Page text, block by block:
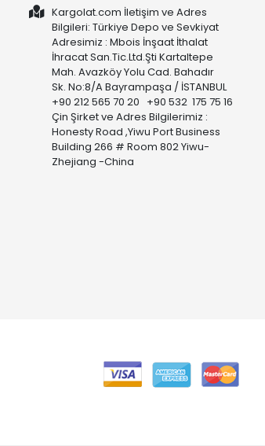
Kargolat.com İletişim ve Adres
Bilgileri: Türkiye Depo ve Sevkiyat
Adresimiz : Mbois İnşaat İthalat
İhracat San.Tic.Ltd.Şti Kartaltepe
Mah. Avazköy Yolu Cad. Bahadır
Sk. No:8/A Bayrampaşa / İSTANBUL
+90 212 565 70 20 +90 532 175 75 16
Çin Şirket ve Adres Bilgilerimiz :
Honesty Road ,Yiwu Port Business
Building 266 # Room 802 Yiwu-
Zhejiang -China